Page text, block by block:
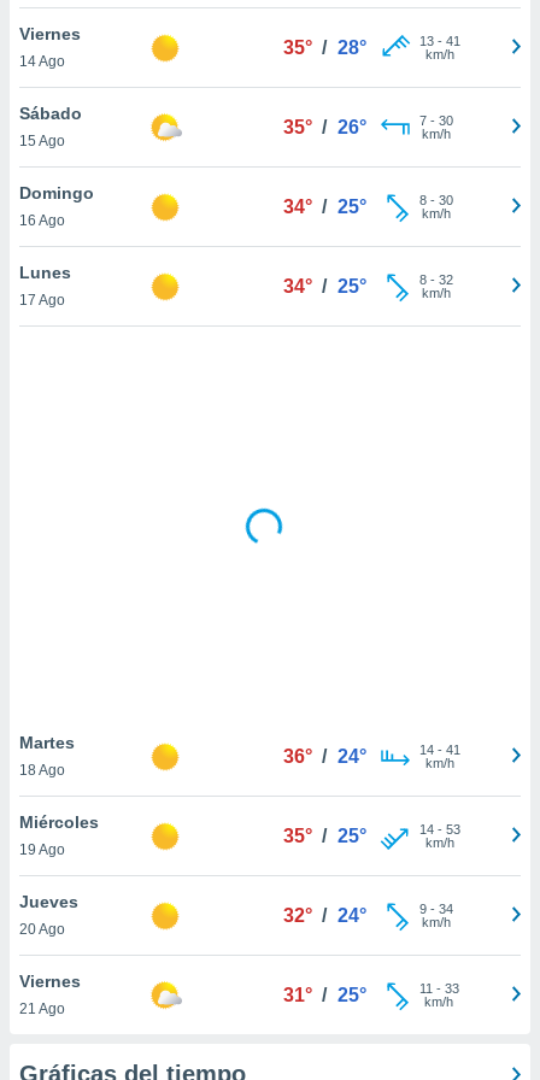
sitio
En
sean
el sitio
ni para
o
similares
como
sitio
de
traten tus
en
interés
su
Viernes
14 Ago
35° / 28° 13- 41
km/h
Sábado
15 Ago
35° / 26° 7- 30
km/h
Domingo
16 Ago
34° / 25° 8- 30
km/h
Lunes
17 Ago
34° / 25° 8- 32
km/h
Martes
18 Ago
36° / 24° 14- 41
km/h
Miércoles
19 Ago
35° / 25° 14- 53
km/h
Jueves
20 Ago
32° / 24° 9- 34
km/h
Viernes
21 Ago
31° / 25° 11 - 33
km/h
Gráficas del tiempo